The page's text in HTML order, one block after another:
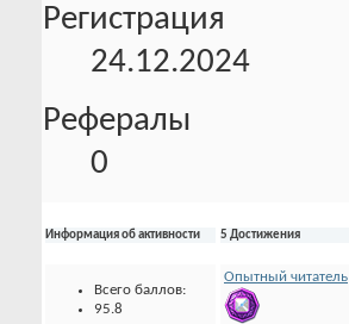
Регистрация
24.12.2024
Рефералы
0
Информация об активности
Всего баллов:
95.8
5 Достижения
Опытный читатель